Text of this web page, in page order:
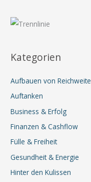
in
Welt
Geldes
verbindest
Kategorien
Aufbauen von Reichweite
Auftanken
Business & Erfolg
Finanzen & Cashflow
Fülle & Freiheit
Gesundheit & Energie
Hinter den Kulissen